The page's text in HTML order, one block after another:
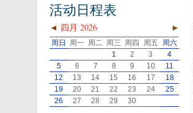
活动日程表
◄ ►
四月 2026
周日 周一 周二 周三 周四 周五
周六
1
2 3
4
5
6 7 8 9 10
11
12
13 14 15 16 17
18
19
20 21 22 23 24
25
26
27 28 29 30